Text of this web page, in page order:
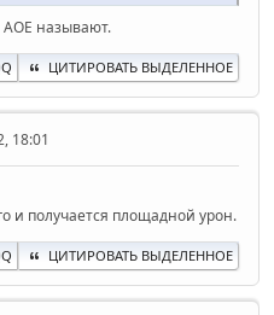
называют.
ЦИТИРОВАТЬ ВЫДЕЛЕННОЕ
18:01
и получается площадной урон.
ЦИТИРОВАТЬ ВЫДЕЛЕННОЕ